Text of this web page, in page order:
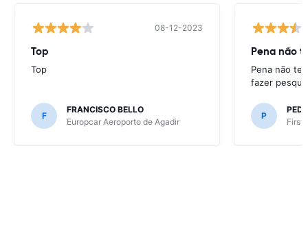
08-12-2023
Top
Top
F
FRANCISCO BELLO
Europcar Aeroporto de Agadir
Pena não
Pena não
fazer
P
First